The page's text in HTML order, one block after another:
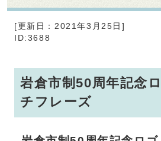
[更新日：2021年3月25日]
ID:3688
岩倉市制50周年記念
チフレーズ